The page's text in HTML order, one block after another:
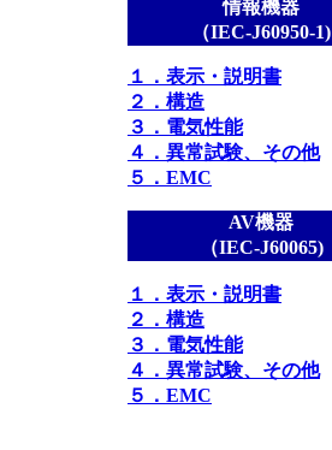
情報機器
（IEC-J60950-1)
１．表示・説明書
２．構造
３．電気性能
４．異常試験、その他
５．EMC
AV機器
（IEC-J60065)
１．表示・説明書
２．構造
３．電気性能
４．異常試験、その他
５．EMC